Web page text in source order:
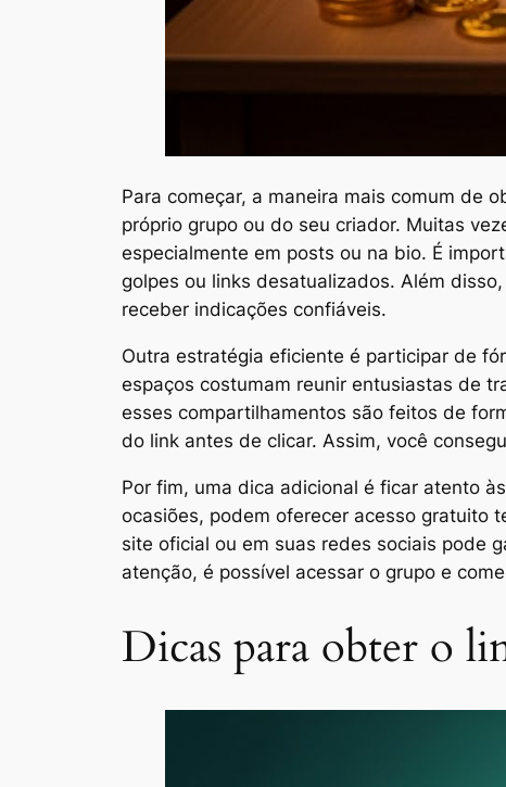
Para começar, a maneira mais comum de
próprio grupo ou do seu criador. Muitas
especialmente em posts ou na bio. É
golpes ou links desatualizados. Além
receber indicações confiáveis.
Outra estratégia eficiente é participar de
espaços costumam reunir entusiastas de
esses compartilhamentos são feitos de
do link antes de clicar. Assim, você
Por fim, uma dica adicional é ficar atento
ocasiões, podem oferecer acesso gratuito
site oficial ou em suas redes sociais pode
atenção, é possível acessar o grupo e
Dicas para obter o